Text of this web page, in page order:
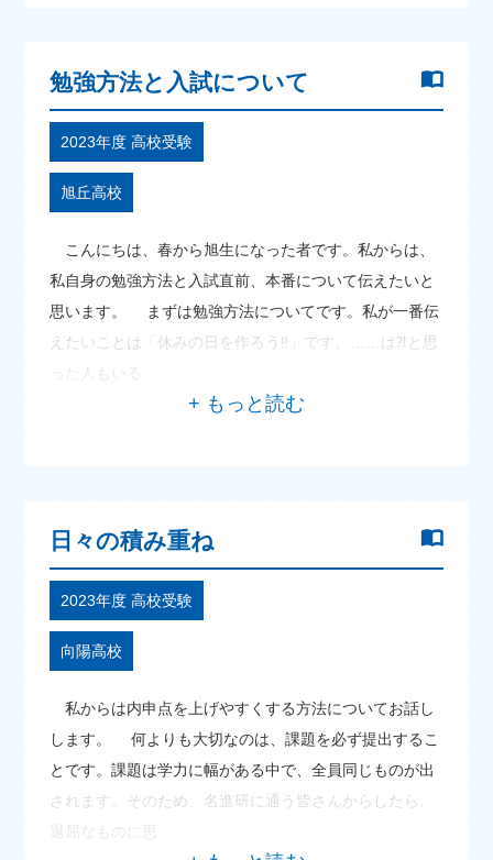
勉強方法と入試について
2023年度 高校受験
旭丘高校
こんにちは、春から旭生になった者です。私からは、
私自身の勉強方法と入試直前、本番について伝えたいと
思います。 まずは勉強方法についてです。私が一番伝
えたいことは「休みの日を作ろう‼」です。……は⁈と思
った人もいる
日々の積み重ね
2023年度 高校受験
向陽高校
私からは内申点を上げやすくする方法についてお話し
します。 何よりも大切なのは、課題を必ず提出するこ
とです。課題は学力に幅がある中で、全員同じものが出
されます。そのため、名進研に通う皆さんからしたら、
退屈なものに思